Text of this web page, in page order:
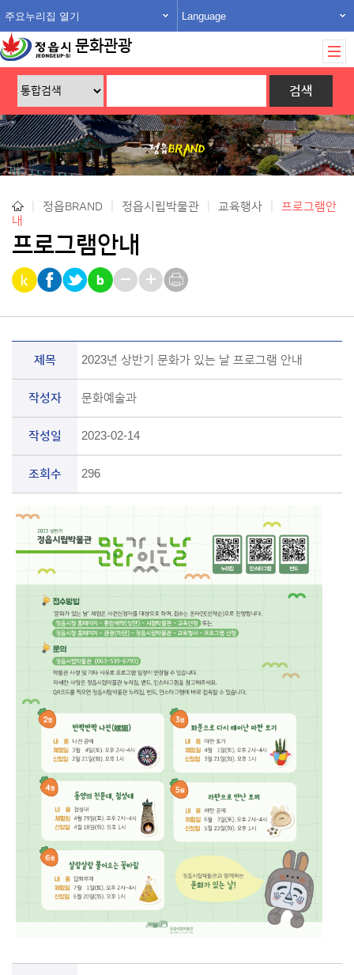
주요누리집 열기 Language
문화관광
정읍BRAND 정읍시립박물관 교육행사
프로그램안
내
프로그램안내
제목 2023년 상반기 문화가 있는 날 프로그램 안내
작성자 문화예술과
작성일 2023-02-14
조회수 296